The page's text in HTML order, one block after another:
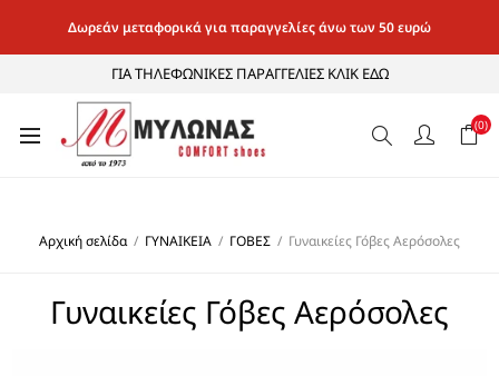
Δωρεάν μεταφορικά για παραγγελίες άνω των 50 ευρώ
ΓΙΑ ΤΗΛΕΦΩΝΙΚΕΣ ΠΑΡΑΓΓΕΛΙΕΣ ΚΛΙΚ ΕΔΩ
(0)
Αρχική σελίδα / ΓΥΝΑΙΚΕΙΑ / ΓΟΒΕΣ / Γυναικείες Γόβες Αερόσολες
Γυναικείες Γόβες Αερόσολες